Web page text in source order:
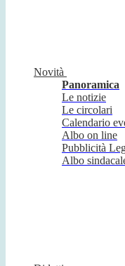
Novità
Panoramica
Le notizie
Le circolari
Calendario
Albo on line
Pubblicità
Albo